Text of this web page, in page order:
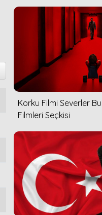
Korku Filmi Severler
Filmleri Seçkisi